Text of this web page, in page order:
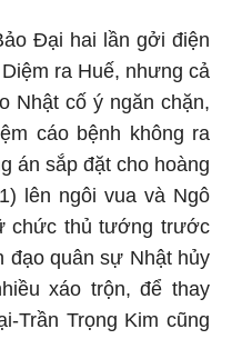
Đại hai lần gởi điện
ra Huế, nhưng cả
Nhật cố ý ngăn chặn,
cáo bệnh không ra
án sắp đặt cho hoàng
lên ngôi vua và Ngô
chức thủ tướng trước
đạo quân sự Nhật hủy
xáo trộn, để thay
Trần Trọng Kim cũng